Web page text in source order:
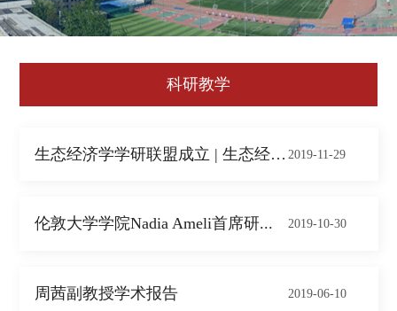
科研教学
生态经济学学研联盟成立 | 生态经济学与... 2019-11-29
伦敦大学学院Nadia Ameli首席研... 2019-10-30
周茜副教授学术报告 2019-06-10